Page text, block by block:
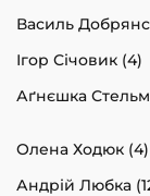
Василь
Ігор Січовик (4)
Аґнєшка
Олена Ходюк (4)
Андрій Любка